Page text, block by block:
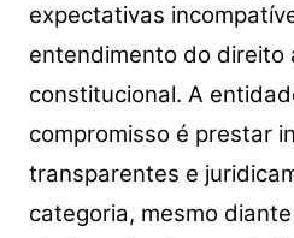
expectativas
entendimento do direito
constitucional. A
compromisso é prestar
transparentes e
categoria, mesmo